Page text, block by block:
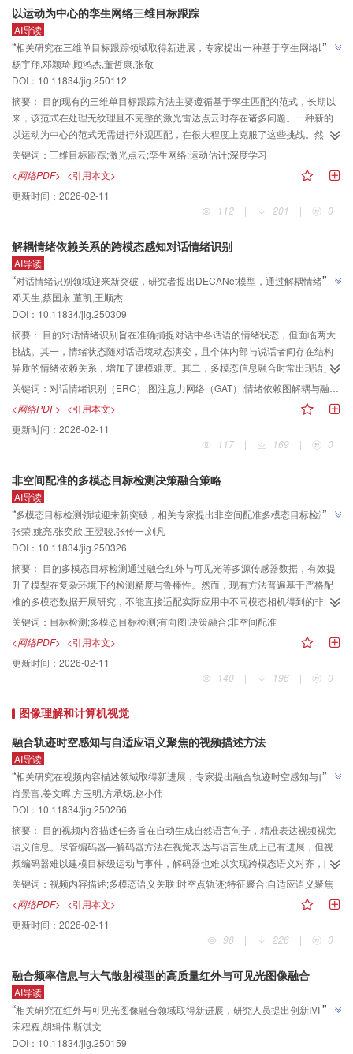
模型部署适应性，为轻量化多模态感知网络的设计提供了新思路。
提高模型对局部区域的关注度；最后，在颈部网络添加P2检测层，结合尺度序
列特征融合（scale-sequence feature fusion，SSFF）思想与三重特征编码器
（triple feature encoder，TFE）结构，构建轻量的跨尺度特征信息融合模块。
结果利用自建机车圆弹簧缺陷数据集对所提方法进行验证，相较于原始的RT-
DETR算法，改进后RT-DETR算法在参数量减少54%的同时，将mAP50提升至
97.2%，提高2.8%，精度以及召回率分别提升0.8%和1.2%；与YOLOv5s、
YOLOv8s、YOLO11s和YOLO12s相比，所提算法在多项指标上表现出显著优
势。结论本文所改进的RT-DETR机车圆弹簧缺陷检测算法，能够有效应对机车
圆弹簧在车间复杂环境检测的要求，通过实验验证并与当前主流目标检测算法
以运动为中心的孪生网络三维目标跟踪
AI导读
“相关研究在三维单目标跟踪领域取得新进展，专家提出一种基于孪生网络以运
动为中心的跟踪方法，有效解决了无纹理且不完整的激光雷达点云处理难题，
显著提高跟踪精度，为该领域研究开辟了新方向。
”
杨宇翔,邓颖琦,顾鸿杰,董哲康,张敬
DOI：10.11834/jig.250112
摘要： 目的现有的三维单目标跟踪方法主要遵循基于孪生匹配的范式，长期以
来，该范式在处理无纹理且不完整的激光雷达点云时存在诸多问题。一种新的
以运动为中心的范式无需进行外观匹配，在很大程度上克服了这些挑战。然
而，该方法为多阶段操作，需额外进行预分割与边界框优化。为了解决上述问
题，提出一种创新且简洁的基于孪生网络以运动为中心的跟踪方法。方法本文
方法的核心在于，先借助共享编码器从连续两帧数据中提取特征，随后直接在
特征层面建模目标相对运动。具体而言，设计了时空特征聚合模块，该模块能
在多尺度下整合编码特征，高效捕捉运动信息；同时引入边界框感知特征编码
节，在 Kitti、NuScenes和WOD（Waymo open dataset） 3个数据集上，与当
前先进方法对比，结果显示：在Kitti数据集中，相较于排名第2的方法，平均成
功率指标提升4.7%，平均精度指标提升4.9%；在NuScenes数据集中，平均成
功率指标提升14.2%，平均精度指标提升11.5%；在WOD数据集中，平均成功
率指标提升2.9%，平均精度指标提升5.4%。在Kitti和NuScenes数据集的高难
度测试子集上，本文方法也展现出极强的鲁棒性。此外，在Kitti和NuScenes数
据集上开展的消融实验，进一步验证了孪生架构、时空特征聚合模块及边界框
感知特征编码模块的有效性。结论本文提出的基于孪生网络以运动为中心的跟
踪方法，规避了易受干扰的外观匹配流程，且无需额外预分割和边界框优化，
关键词： 三维目标跟踪;激光点云;孪生网络;运动估计;深度学习
<网络PDF> <引用本文>
更新时间： 2026-02-11
112
| 201 | 0
解耦情绪依赖关系的跨模态感知对话情绪识别
AI导读
“对话情绪识别领域迎来新突破，研究者提出DECANet模型，通过解耦情绪依赖
关系与跨模态感知机制，有效攻克情绪动态演变及多模态融合难题，显著提升
情绪识别准确率与泛化性能，为复杂交互场景下的情绪识别提供有力支持。
”
邓天生,蔡国永,董凯,王顺杰
DOI：10.11834/jig.250309
摘要： 目的对话情绪识别旨在准确捕捉对话中各话语的情绪状态，但面临两大
挑战。其一，情绪状态随对话语境动态演变，且个体内部与说话者间存在结构
异质的情绪依赖关系，增加了建模难度。其二，多模态信息融合时常出现语义
错位和模态冗余，影响跨模态语义对齐与情绪线索的准确捕捉。方法提出一种
解耦情绪依赖关系的跨模态感知对话情绪识别模型（decoupled emotion
dependencies and cross-modal awareness network，DECANet）。该模型通
过结构解耦策略，将个体内部和说话者间的情绪依赖分别建模为两个独立子
图，并设计启发式动态交互机制实现差异化建模与协同融合，精准捕捉多层次
模态间深层语义关联，辅以语义一致性驱动的特征选择模块，有效筛选语义偏
离和冗余信息，提升情绪表征的判别力。结果在IEMOCAP（interactive
emotional dyadic motion capture database）和MELD（multimodal emotion
lines dataset）数据集上的实验结果表明，DECANet在准确率与加权F1值两个
关键指标上均优于多种主流方法。在IEMOCAP上分别提升1.74%和1.77%；在
MELD上亦取得了具有竞争力的性能增幅。消融实验进一步验证了情绪依赖解耦
建模和跨模态交互机制的有效性。结论DECANet能够更清晰地区分并建模对话
中异构的情绪依赖结构，增强多模态语义对齐，减少信息冗余，在复杂交互场
景中展现出较强的情绪识别能力和良好的泛化性能。
关键词： 对话情绪识别（ERC）;图注意力网络（GAT）;情绪依赖图解耦与融合;多模态融合;跨模态交互机制
<网络PDF> <引用本文>
更新时间： 2026-02-11
117
| 169 | 0
非空间配准的多模态目标检测决策融合策略
AI导读
“多模态目标检测领域迎来新突破，相关专家提出非空间配准多模态目标检测决
策融合方法，有效解决实际应用中不同模态相机非空间配准图像检测难题，显
著提升检测精度与鲁棒性。”
”
张荣,姚亮,张奕欣,王翌骏,张传一,刘凡
DOI：10.11834/jig.250326
摘要： 目的多模态目标检测通过融合红外与可见光等多源传感器数据，有效提
升了模型在复杂环境下的检测精度与鲁棒性。然而，现有方法普遍基于严格配
准的多模态数据开展研究，不能直接适配实际应用中不同模态相机得到的非空
间配准图像，在图像输入算法前仍需完成配准，这损失了实时性和灵活性。为
此，提出一种非空间配准条件下的多模态目标检测任务，并设计了一种非空间
配准的多模态目标检测决策融合方法。在数据层面，利用3种公共数据集模拟双
光载荷拍摄得到的非空间配准图像对，在不引入额外标注成本的前提下，为新
的任务提供了基准数据。在算法层面，设计了一种基于图结构的非空间配准决
现不同模态目标的图结构化表示；接着，利用图结构中目标间的相对位置关
系，实现跨模态目标的自适应匹配；最终，对匹配成功的目标进行决策融合，
并设计了模态迁移策略以实现多模态信息的高效互补。结果在3个数据集上的实
验结果表明，本文方法在非空间配准场景下较单模态检测器实现了最大10.03%
的漏检率降幅。同时，该方法在配准数据集上同样适用，相较于多光谱行人检
测Transformer（multi spectral pedestrian detection Transformer，MS-
DETR）、动态自适应多光谱检测Transformer（dynamic adaptive
multispectral detection Transformer，DAMSDet）等先进多模态目标检测方
法，检测准确率提升了6.8%。结论本文所提出的非空间配准多模态目标检测决
策融合方法，能够很好地适应存在空间差异的实际场景，并且相比其他先进的
多模态目标检测模型，有更高的准确率和鲁棒性。相关的代码与数据集将在此
仓库公开：https://github.com/1e12Leon/ProbDet。
关键词： 目标检测;多模态目标检测;有向图;决策融合;非空间配准
<网络PDF> <引用本文>
更新时间： 2026-02-11
140
| 196 | 0
图像理解和计算机视觉
融合轨迹时空感知与自适应语义聚焦的视频描述方法
AI导读
“相关研究在视频内容描述领域取得新进展，专家提出融合轨迹时空感知与自适
应语义聚焦的方法，显著提升了视频描述的准确性和语义丰富性，为视频内容
理解与表达提供了新思路。”
”
肖景富,姜文晖,方玉明,方承炀,赵小伟
DOI：10.11834/jig.250266
摘要： 目的视频内容描述任务旨在自动生成自然语言句子，精准表达视频视觉
语义信息。尽管编码器—解码器方法在视觉表达与语言生成上已有进展，但视
频编码器难以建模目标级运动与事件，解码器也难以实现跨模态语义对齐，限
制了生成文本质量。为此，提出融合轨迹时空感知与自适应语义聚焦的方法，
以增强目标运动建模能力并改善多模态语义对齐。方法首先，提出基于点轨迹
的视觉特征聚合方法，通过时空建模生成兼具空间外观与时间连续性的轨迹特
征，并与局部运动特征融合，以增强模型在运动和形变场景下的目标追踪能力
和语义连贯性；同时，设计无监督自适应关键轨迹聚焦学习方法，利用密集点
型优先关注关键语义区域、抑制背景干扰，从而提升跨模态语义关联能力。结
果在MSR-VTT（Microsoft research video to text）和MSVD（Microsoft
research video description corpus）两个公开数据集上进行实验，所提方法在
CIDEr（consensus-based image description evaluation）指标上分别取得
61.2和130.1的得分，显著优于现有主流方法，验证了所提方法在描述准确性与
关键词： 视频内容描述;多模态语义关联;时空点轨迹;特征聚合;自适应语义聚焦
<网络PDF> <引用本文>
更新时间： 2026-02-11
98
| 226 | 0
融合频率信息与大气散射模型的高质量红外与可见光图像融合
AI导读
“相关研究在红外与可见光图像融合领域取得新进展，研究人员提出创新IVIF框
架，结合大气散射模型与频域特征组件，有效提升融合图像质量，为复杂场景
图像融合提供新思路。”
”
宋程程,胡辑伟,靳淇文
DOI：10.11834/jig.250159